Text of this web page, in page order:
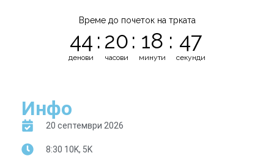
Време до почеток на трката
44
денови
: 20
часови
: 18
минути
: 47
секунди
Инфо
20 септември 2026
8:30 10K, 5K